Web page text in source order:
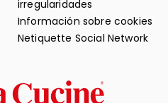
irregularidades
Información sobre cookies
Netiquette Social Network